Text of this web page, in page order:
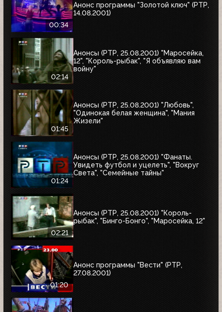
00:34
Анонс программы "Золотой ключ" (РТР,
14.08.2001)
02:14
Анонсы (РТР, 25.08.2001) "Маросейка,
12", "Король-рыбак", "Я объявляю вам
войну"
01:45
Анонсы (РТР, 25.08.2001) "Любовь",
"Одинокая белая женщина", "Мания
Жизели"
01:24
Анонсы (РТР, 25.08.2001) "Фанаты.
Увидеть футбол и уцелеть", "Вокруг
Света", "Семейные тайны"
02:21
Анонсы (РТР, 25.08.2001) "Король-
рыбак", "Бинго-Бонго", "Маросейка, 12"
01:20
Анонс программы "Вести" (РТР,
27.08.2001)